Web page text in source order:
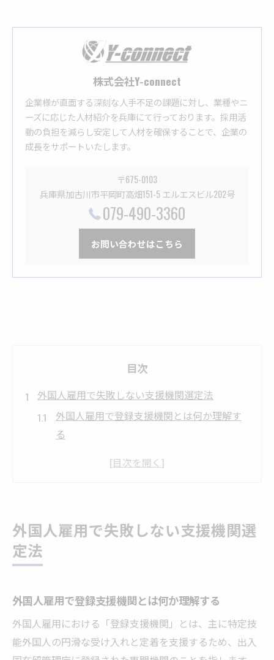
株式会社Y-connect
企業様が直面する深刻な人手不足の課題に対し、業種やニ
ーズに応じた人材紹介を兵庫にて行っております。採用活
動の負担を減らし安定して人材を確保することで、企業の
成長をサポートいたします。
〒675-0103
兵庫県加古川市平岡町高畑151-5 エルエスビル202号
079-490-3360
お問い合わせはこちら
目次
外国人雇用で失敗しない支援機関選定法
外国人雇用で登録支援機関とは何か理解す
る
登録支援機関一覧から候補を絞るポイント
登録支援機関選びの重要ポイント徹底解説
め方
登録支援機関になる条件と実績の確認方法
特定技能登録支援機関一覧の活用法を解説
外国人雇用で失敗しない支援機関選
定法
外国人雇用で登録支援機関とは何か理解する
外国人雇用における「登録支援機関」とは、主に特定技
能外国人の円滑な受け入れと定着を支援するため、出入